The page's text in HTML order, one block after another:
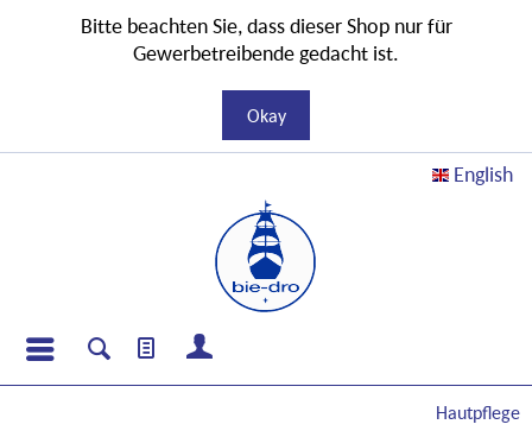
English
Hautpflege
Bitte beachten Sie, dass dieser Shop nur für
Gewerbetreibende gedacht ist.
Okay